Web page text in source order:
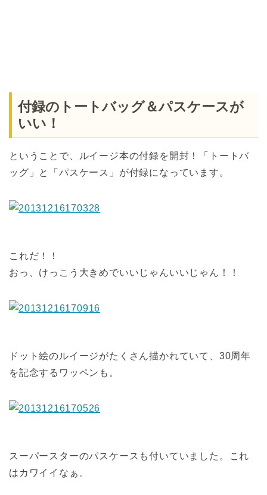
付録のトートバッグ＆パスケースが
いい！
ということで、ルイージ本の付録を開封！「トートバ
ッグ」と「パスケース」が付録になっています。
これだ！！
おっ、けっこう大きめでいいじゃんいいじゃん！！
ドット絵のルイージがたくさん描かれていて、30周年
を記念するワッペンも。
スーパースターのパスケースも付いていました。これ
はカワイイなぁ。